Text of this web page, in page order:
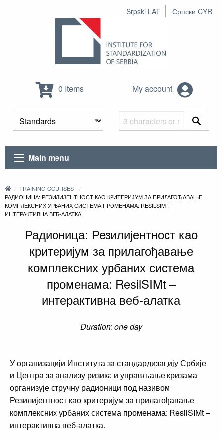
Srpski LAT Српски CYR
0 Items My account
Main menu
TRAINING COURSES
РАДИОНИЦА: РЕЗИЛИЈЕНТНОСТ КАО КРИТЕРИЈУМ ЗА ПРИЛАГОЂАВАЊЕ
КОМПЛЕКСНИХ УРБАНИХ СИСТЕМА ПРОМЕНАМА: RESILSIMT –
ИНТЕРАКТИВНА ВЕБ-АЛАТКА
Радионица: Резилијентност као
критеријум за прилагођавање
комплексних урбаних система
променама: ResilSIMt –
интерактивна веб-алатка
Duration: one day
У организацији Института за стандардизацију Србије
и Центра за анализу ризика и управљање кризама
организује стручну радионици под називом
Резилијентност као критеријум за прилагођавање
комплексних урбаних система променама: ResilSIMt –
интерактивна веб-алатка.